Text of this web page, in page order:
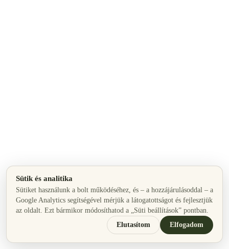
Sütik és analitika
Sütiket használunk a bolt működéséhez, és – a hozzájárulásoddal – a
Google Analytics segítségével mérjük a látogatottságot és fejlesztjük
az oldalt. Ezt bármikor módosíthatod a „Süti beállítások” pontban.
Elutasítom
Elfogadom